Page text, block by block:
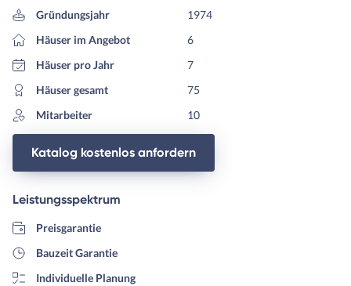
Gründungsjahr
1974
Häuser im Angebot
6
Häuser pro Jahr
7
Häuser gesamt
75
Mitarbeiter
10
Katalog kostenlos anfordern
Leistungsspektrum
Preisgarantie
Bauzeit Garantie
Individuelle Planung